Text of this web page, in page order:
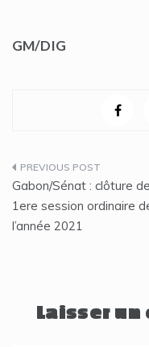
GM/DIG
Navigation
de
l’article
Gabon/Sénat : clôture
1ere session ordinaire
l’année 2021
Laisser